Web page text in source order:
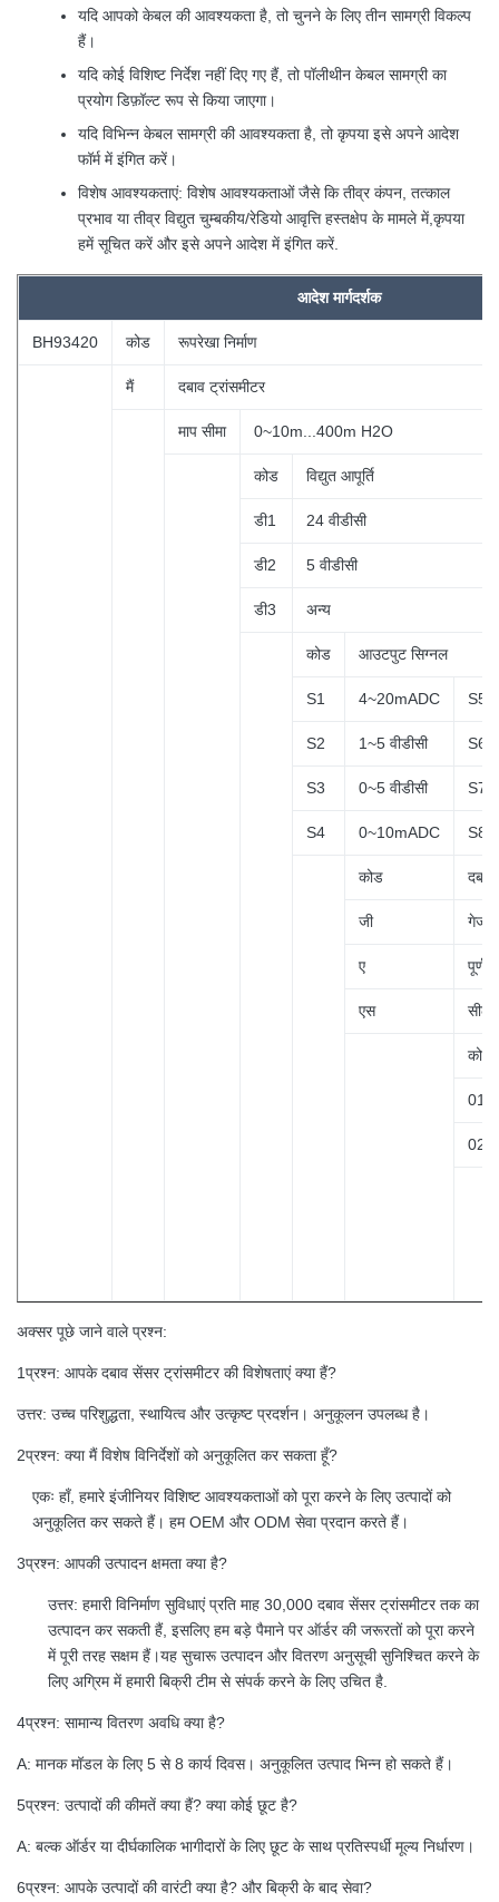
यदि आपको केबल की आवश्यकता है, तो चुनने के लिए तीन सामग्री विकल्प
हैं।
यदि कोई विशिष्ट निर्देश नहीं दिए गए हैं, तो पॉलीथीन केबल सामग्री का
प्रयोग डिफ़ॉल्ट रूप से किया जाएगा।
यदि विभिन्न केबल सामग्री की आवश्यकता है, तो कृपया इसे अपने आदेश
फॉर्म में इंगित करें।
विशेष आवश्यकताएं: विशेष आवश्यकताओं जैसे कि तीव्र कंपन, तत्काल
प्रभाव या तीव्र विद्युत चुम्बकीय/रेडियो आवृत्ति हस्तक्षेप के मामले में,कृपया
हमें सूचित करें और इसे अपने आदेश में इंगित करें.
आदेश मार्गदर्शक
BH93420 कोड रूपरेखा निर्माण
मैं दबाव ट्रांसमीटर
माप सीमा 0~10m...400m H2O
कोड विद्युत आपूर्ति
डी1 24 वीडीसी
डी2 5 वीडीसी
डी3 अन्य
कोड आउटपुट सिग्नल
S1 4~20mADC S5
S2 1~5 वीडीसी S6
S3 0~5 वीडीसी S7
S4 0~10mADC S8
कोड
जी गेज
ए पूर्ण
एस
कोड
01
02
अक्सर पूछे जाने वाले प्रश्न:
1प्रश्न: आपके दबाव सेंसर ट्रांसमीटर की विशेषताएं क्या हैं?
उत्तर: उच्च परिशुद्धता, स्थायित्व और उत्कृष्ट प्रदर्शन। अनुकूलन उपलब्ध है।
2प्रश्न: क्या मैं विशेष विनिर्देशों को अनुकूलित कर सकता हूँ?
एकः हाँ, हमारे इंजीनियर विशिष्ट आवश्यकताओं को पूरा करने के लिए उत्पादों को
अनुकूलित कर सकते हैं। हम OEM और ODM सेवा प्रदान करते हैं।
3प्रश्न: आपकी उत्पादन क्षमता क्या है?
उत्तर: हमारी विनिर्माण सुविधाएं प्रति माह 30,000 दबाव सेंसर ट्रांसमीटर तक का
उत्पादन कर सकती हैं, इसलिए हम बड़े पैमाने पर ऑर्डर की जरूरतों को पूरा करने
में पूरी तरह सक्षम हैं।यह सुचारू उत्पादन और वितरण अनुसूची सुनिश्चित करने के
लिए अग्रिम में हमारी बिक्री टीम से संपर्क करने के लिए उचित है.
4प्रश्न: सामान्य वितरण अवधि क्या है?
A: मानक मॉडल के लिए 5 से 8 कार्य दिवस। अनुकूलित उत्पाद भिन्न हो सकते हैं।
5प्रश्न: उत्पादों की कीमतें क्या हैं? क्या कोई छूट है?
A: बल्क ऑर्डर या दीर्घकालिक भागीदारों के लिए छूट के साथ प्रतिस्पर्धी मूल्य निर्धारण।
6प्रश्न: आपके उत्पादों की वारंटी क्या है? और बिक्री के बाद सेवा?